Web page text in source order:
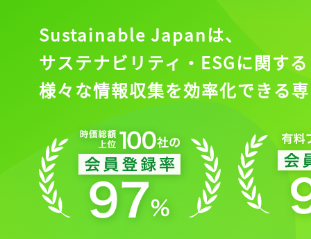
Sustainable Japanは、
サステナビリティ・ESGに関する
様々な情報収集を効率化できる